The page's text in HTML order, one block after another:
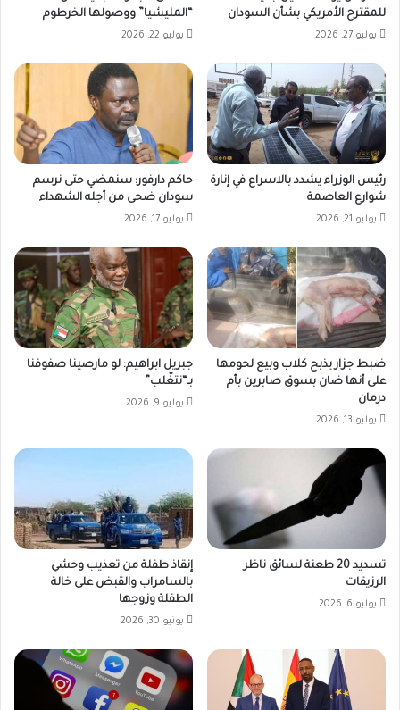
للمقترح الأمريكي بشأن السودان
يوليو 27, 2026
“المليشيا” ووصولها الخرطوم
يوليو 22, 2026
رئيس الوزراء يشدد بالاسراع في إنارة
شوارع العاصمة
يوليو 21, 2026
حاكم دارفور: سنمضي حتى نرسم
سودان ضحى من أجله الشهداء
يوليو 17, 2026
ضبط جزار يذبح كلاب وبيع لحومها
على أنها ضان بسوق صابرين بأم
درمان
يوليو 13, 2026
جبريل ابراهيم: لو مارصينا صفوفنا
بـ“نتغّلب”
يوليو 9, 2026
تسديد 20 طعنة لسائق ناظر
الرزيقات
يوليو 6, 2026
إنقاذ طفلة من تعذيب وحشي
بالسامراب والقبض على خالة
الطفلة وزوجها
يونيو 30, 2026